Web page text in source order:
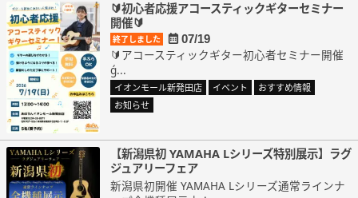
🔰初心者応援アコースティックギターセミナー
開催🔰
終了しました 07/19
🔰アコースティックギター初心者セミナー開催
ǵ...
イオンモール新発田店 イベント
おすすめ情報
お知らせ
【新潟県初 YAMAHA Lシリーズ特別展示】ラグ
ジュアリーフェア
新潟県初開催 YAMAHA Lシリーズ通常ラインナ